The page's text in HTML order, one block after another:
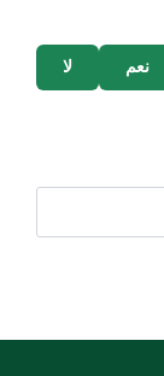
لا نعم